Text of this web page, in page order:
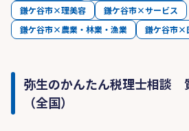
鎌ケ谷市×理美容
鎌ケ谷市×サービス
鎌ケ谷市×農業・林業・漁業
鎌ケ谷市×
弥生のかんたん税理士相談
（全国）